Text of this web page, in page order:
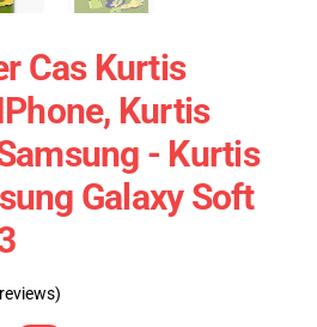
Cas Kurtis
Kurtis
- Kurtis
Galaxy Soft